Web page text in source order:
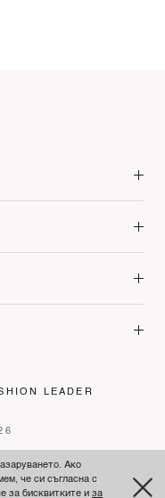
Ако
че си съгласна с
за бисквитките и за
LEADER